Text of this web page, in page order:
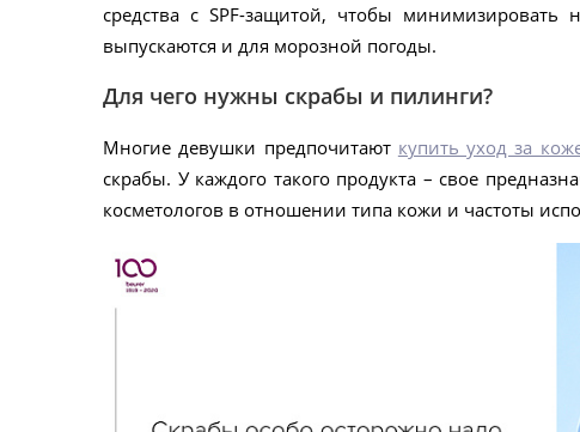
средства с SPF-защитой, чтобы
выпускаются и для морозной погоды.
Для чего нужны скрабы и пилинги?
Многие девушки предпочитают купить уход за
скрабы. У каждого такого продукта – свое
косметологов в отношении типа кожи и частоты